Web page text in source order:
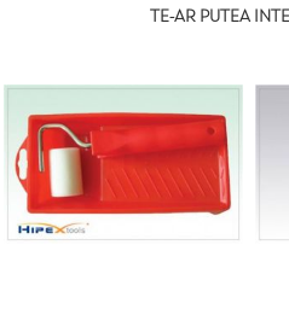
TE-AR PUTEA